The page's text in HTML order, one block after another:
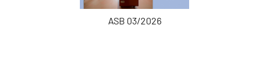
ASB 03/2026